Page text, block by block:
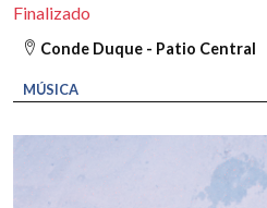
Finalizado
Conde Duque - Patio Central
MÚSICA